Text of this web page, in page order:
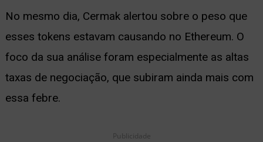
No mesmo dia, Cermak alertou sobre o peso que
esses tokens estavam causando no Ethereum. O
foco da sua análise foram especialmente as altas
taxas de negociação, que subiram ainda mais com
essa febre.
Publicidade